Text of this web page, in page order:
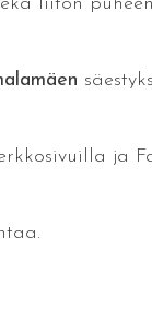
liiton
ja